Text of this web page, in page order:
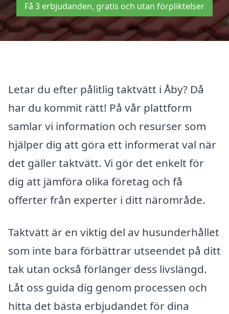
Få 3 erbjudanden, gratis och utan förpliktelser
Letar du efter pålitlig taktvätt i Åby? Då
har du kommit rätt! På vår plattform
samlar vi information och resurser som
hjälper dig att göra ett informerat val när
det gäller taktvätt. Vi gör det enkelt för
dig att jämföra olika företag och få
offerter från experter i ditt närområde.
Taktvätt är en viktig del av husunderhållet
som inte bara förbättrar utseendet på ditt
tak utan också förlänger dess livslängd.
Låt oss guida dig genom processen och
hitta det bästa erbjudandet för dina